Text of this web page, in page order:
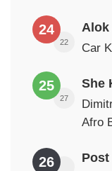
24
22
Alok
Car
25
27
She
Afro
26 Post